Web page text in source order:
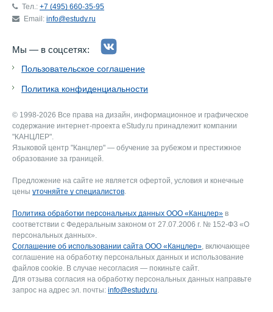
Тел.: +7 (495) 660-35-95
Email: info@estudy.ru
Мы — в соцсетях:
Пользовательское соглашение
Политика конфиденциальности
© 1998-2026 Все права на дизайн, информационное и графическое
содержание интернет-проекта eStudy.ru принадлежит компании
"КАНЦЛЕР".
Языковой центр "Канцлер" — обучение за рубежом и престижное
образование за границей.
Предложение на сайте не является офертой, условия и конечные
цены уточняйте у специалистов.
Политика обработки персональных данных ООО «Канцлер» в
соответствии с Федеральным законом от 27.07.2006 г. № 152-ФЗ «О
персональных данных».
Соглашение об использовании сайта ООО «Канцлер», включающее
соглашение на обработку персональных данных и использование
файлов cookie. В случае несогласия — покиньте сайт.
Для отзыва согласия на обработку персональных данных направьте
запрос на адрес эл. почты: info@estudy.ru.